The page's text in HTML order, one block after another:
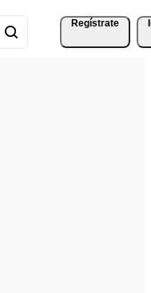
Regístrate